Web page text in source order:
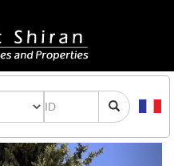
Next